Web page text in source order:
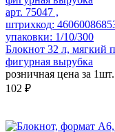
арт. 75047 ,
штрихкод:
упаковки: 1/10/300
Блокнот 32 л, мягкий
фигурная вырубка
розничная цена за 1шт.
102 ₽